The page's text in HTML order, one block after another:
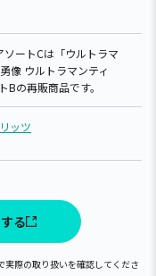
ートCは「ウルトラマ
像 ウルトラマンティ
Bの再販商品です。
ッツ
る
際の取り扱いを確認してくださ